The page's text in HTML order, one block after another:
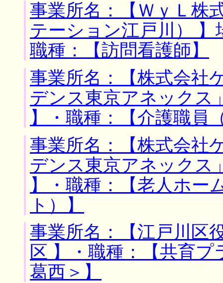
事業所名：【ＷｙＬ
テーション江戸川）
職種：【訪問看護師】
事業所名：【株式会
デンス東京アネックス
】・職種：【介護職員
事業所名：【株式会
デンス東京アネックス
】・職種：【老人ホー
ト）】
事業所名：【江戸川区
区 】・職種：【共育
葛西＞】